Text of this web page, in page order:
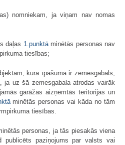
nomniekam, ja viņam nav nomas
daļas 1.punktāminētās personas nav
tiesības;
kura īpašumā ir zemesgabals,
ja uz šā zemesgabala atrodas vairāk
garāžas aizņemtās teritorijas un
minētās personas vai kāda no tām
tiesības.
personas, ja tās piesakās viena
publicēts paziņojums par valsts vai